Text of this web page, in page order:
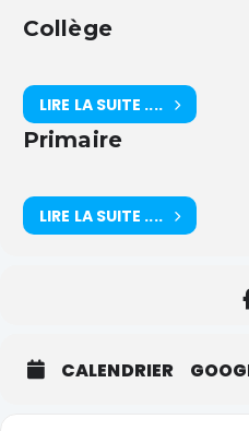
Collège
LIRE LA SUITE ....
Primaire
LIRE LA SUITE ....
CALENDRIER